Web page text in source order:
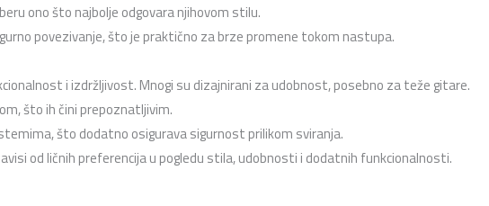
ono što najbolje odgovara njihovom stilu.
povezivanje, što je praktično za brze promene tokom nastupa.
i izdržljivost. Mnogi su dizajnirani za udobnost, posebno za teže gitare.
što ih čini prepoznatljivim.
što dodatno osigurava sigurnost prilikom sviranja.
od ličnih preferencija u pogledu stila, udobnosti i dodatnih funkcionalnosti.